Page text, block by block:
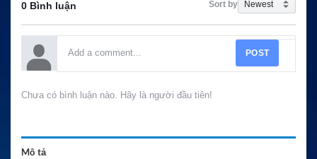
0 Bình luận Sort by
POST
Chưa có bình luận nào. Hãy là người đầu tiên!
Mô tả